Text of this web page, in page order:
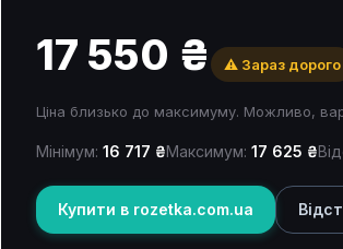
17 550 ₴ ⚠️ Зараз дорого
Ціна близько до максимуму. Можливо,
Мінімум: 16 717 ₴Максимум: 17 625 ₴
Купити в rozetka.com.ua